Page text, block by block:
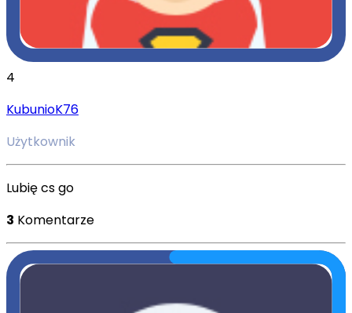
4
KubunioK76
Użytkownik
Lubię cs go
3 Komentarze